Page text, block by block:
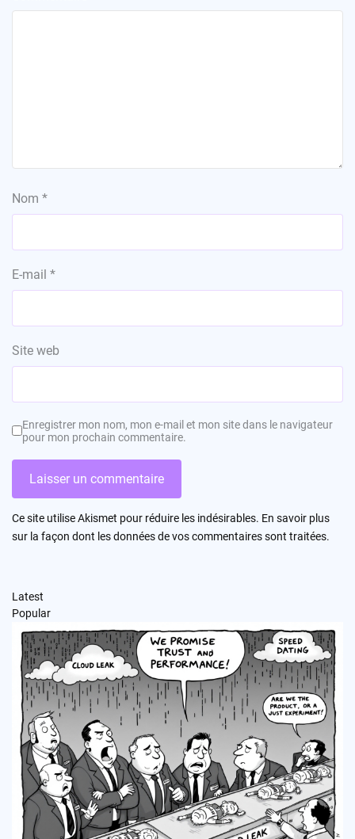
Nom *
E-mail *
Site web
Enregistrer mon nom, mon e-mail et mon site dans le navigateur
pour mon prochain commentaire.
Ce site utilise Akismet pour réduire les indésirables. En savoir plus
sur la façon dont les données de vos commentaires sont traitées.
Latest
Popular